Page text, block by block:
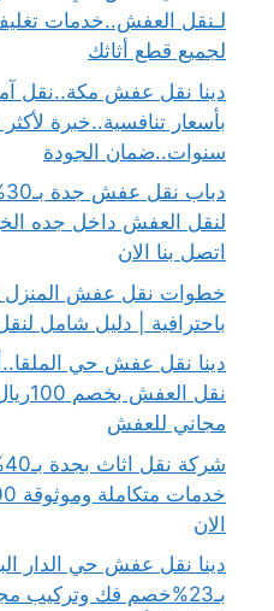
لـنقل العفش..خدمات
لجميع قطع أثاثك
دينا نقل عفش مكة..نقل
سنوات..ضمان الجودة
لنقل العفش داخل جده
اتصل بنا الان
خطوات نقل عفش المنزل
باحترافية | دليل شامل
دينا نقل عفش حي
نقل
مجاني للعفش
الان
دينا نقل عفش حي الدار
بـ23%خصم فك وتركيب